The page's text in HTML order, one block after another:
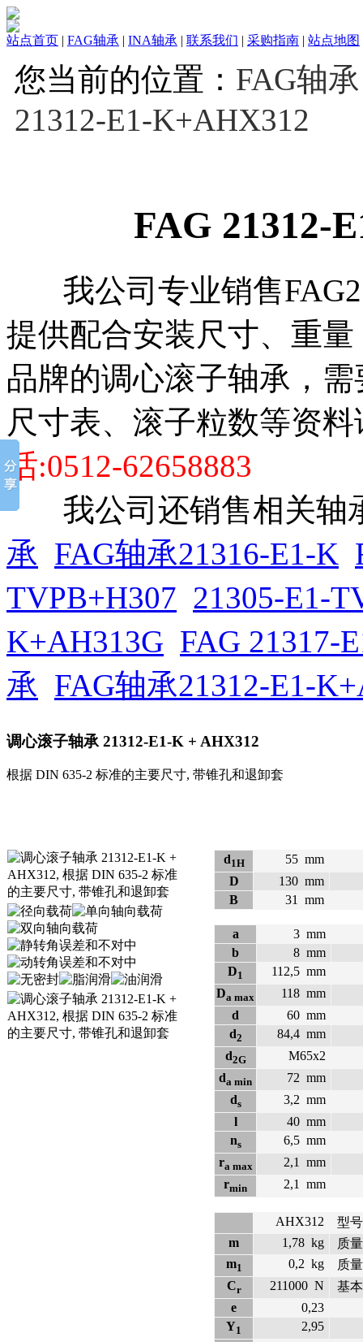
站点首页 | FAG轴承 | INA轴承 | 联系我们 | 采购指南 | 站点地图
您当前的位置： FAG轴承
21312-E1-K+AHX312
FAG 21312-
我公司专业销售
提供配合安装尺寸、重
品牌的调心滚子轴承，
尺寸表、滚子粒数等资
话:0512-62658883
我公司还销售相关轴
承 FAG轴承21316-E1-K
TVPB+H307 21305-E1-
K+AH313G FAG 21317-
承 FAG轴承21312-E1-
调心滚子轴承 21312-E1-K + AHX312
根据 DIN 635-2 标准的主要尺寸, 带锥孔和退卸套
d1H 55 mm
D
130 mm
B
31 mm
a 3 mm
b
8 mm
D1 112,5 mm
Da max 118 mm
d
60 mm
d2 84,4 mm
d2G
M65x2
da min 72 mm
ds 3,2 mm
l
40 mm
ns 6,5 mm
ra max 2,1
mm
rmin 2,1 mm
AHX312
型
m
1,78 kg
质量
m1 0,2 kg
质
Cr 211000 N
基
e
0,23
Y1
2,95